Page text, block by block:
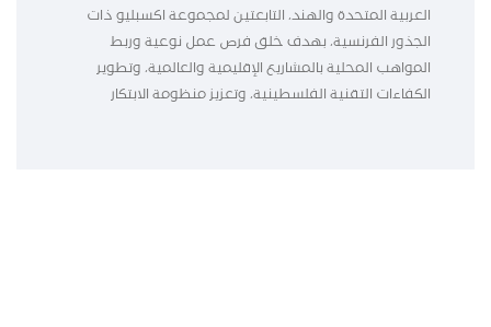
العربية المتحدة والهند، التابعتين لمجموعة اكسبليو ذات
الجذور الفرنسية، بهدف خلق فرص عمل نوعية وربط
المواهب المحلية بالمشاريع الإقليمية والعالمية، وتطوير
الكفاءات التقنية الفلسطينية، وتعزيز منظومة الابتكار